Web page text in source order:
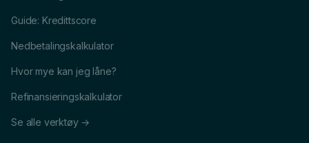
Guide: Kredittscore
Nedbetalingskalkulator
Hvor mye kan jeg låne?
Refinansieringskalkulator
Se alle verktøy →